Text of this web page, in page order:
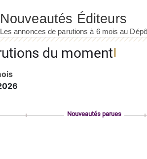
du moment
Nouveautés parues